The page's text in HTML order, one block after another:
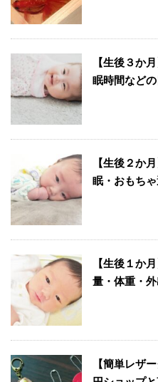
【生後３か
眠時間など
【生後２か
眠・おもち
【生後１か
量・体重・
【簡単レザ